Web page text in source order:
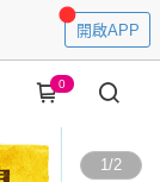
開啟APP
0
1/2